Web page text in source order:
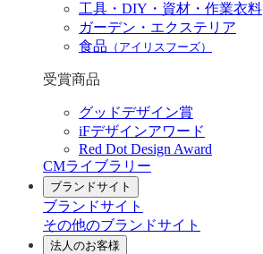
工具・DIY・資材・作業衣料
ガーデン・エクステリア
食品 （アイリスフーズ）
受賞商品
グッドデザイン賞
iFデザインアワード
Red Dot Design Award
CMライブラリー
ブランドサイト
ブランドサイト
その他のブランドサイト
法人のお客様